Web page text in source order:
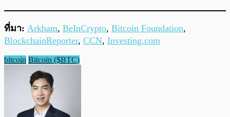
ที่มา: Arkham, BeInCrypto, Bitcoin Foundation,
BlockchainReporter, CCN, Investing.com
bitcoin Bitcoin ($BTC)